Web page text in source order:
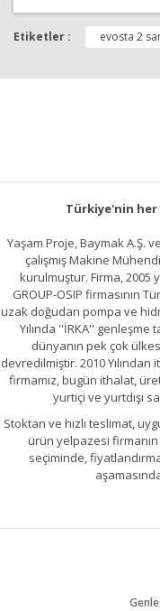
Bu
Bu ürünün fiyat
diğer konularda
formunu kullanarak
Ürün fiyatı diğer
Bu ürüne benzer
Etiketler : evosta 2
Türkiye'nin
Yaşam Proje, Baymak A.Ş.
çalışmış Makine
kurulmuştur. Firma, 2005
GROUP-OSIP firmasının
uzak doğudan pompa ve
Yılında ''İRKA'' genleşme
dünyanın pek çok
devredilmiştir. 2010
firmamız, bugün ithalat,
yurtiçi ve yurtdışı
Stoktan ve hızlı teslimat,
ürün yelpazesi
seçiminde,